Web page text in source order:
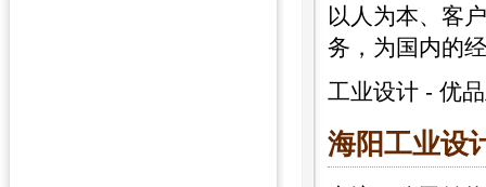
以人为本、客
务，为国内的
工业设计 - 优
海阳工业设